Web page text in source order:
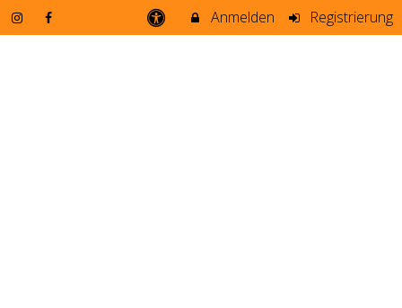
Anmelden Registrierung